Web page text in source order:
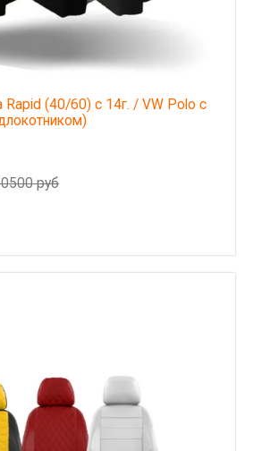
(40/60) c 14г. / VW Polo с
руб